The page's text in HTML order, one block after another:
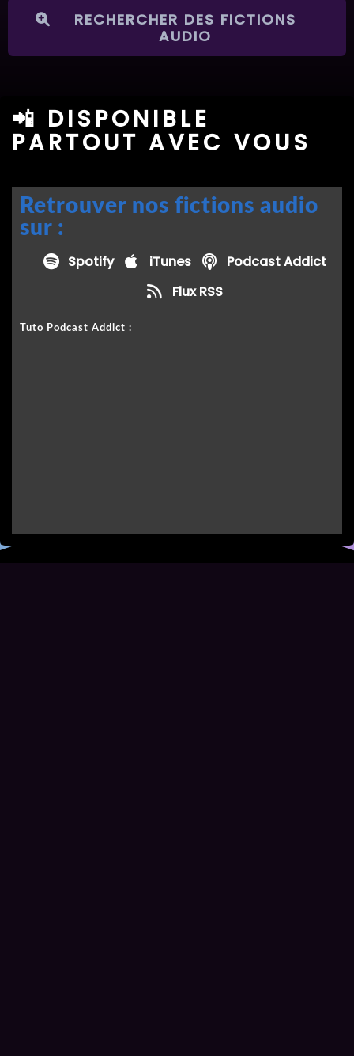
RECHERCHER DES FICTIONS
AUDIO
📲 DISPONIBLE
PARTOUT AVEC VOUS
Retrouver nos fictions audio
sur :
Spotify iTunes
Podcast Addict
Flux RSS
Tuto Podcast Addict :